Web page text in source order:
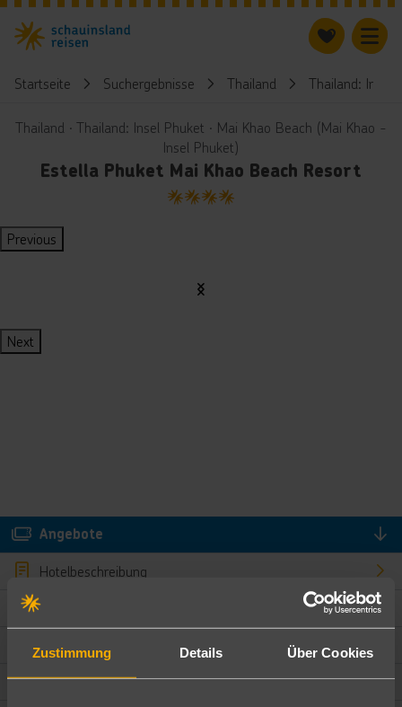
Zustimmung Details Über Cookies
Startseite Suchergebnisse Thailand Thailand: Insel
Thailand ∙ Thailand: Insel Phuket ∙ Mai Khao Beach (Mai Khao -
Insel Phuket)
Estella Phuket Mai Khao Beach Resort
4
Previous
Next
Angebote
Hotelbeschreibung
Hotelmerkmale
Bewertungen
Lage und Umgebung